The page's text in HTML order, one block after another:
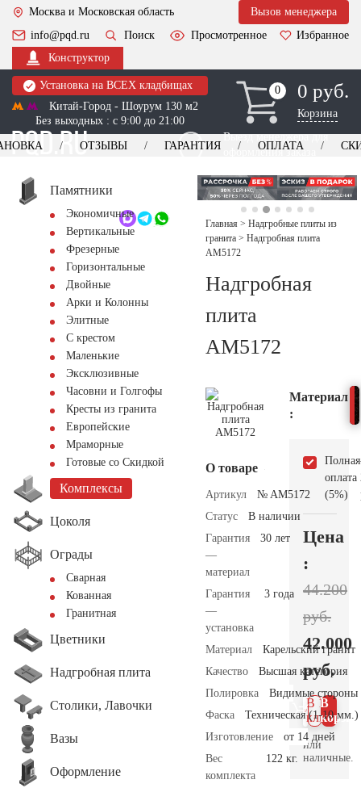
Москва и Московская область
Вызов менеджера
info@pqd.ru
Поиск Просмотренное
Избранное
Конструктор
Установка на ВСЕХ кладбищах
Китай-Город - Шоурум 130 м2
Без выходных : с 9:00 до 21:00
0
0 0 руб.
Корзина
Выезд менеджера для
оформления заказа
+7 (495) 518-44-23
Обратный звонок
ОТЗЫВЫ ГАРАНТИЯ ОПЛАТА
Памятники
Экономичные
Вертикальные
Фрезерные
Горизонтальные
Двойные
Арки и Колонны
Элитные
С крестом
Маленькие
Эксклюзивные
Часовни и Голгофы
Кресты из гранита
Европейские
Мраморные
Готовые со Скидкой
Комплексы
Цоколя
Ограды
Сварная
Кованная
Гранитная
Цветники
Надгробная плита
Столики, Лавочки
Вазы
Оформление
Главная > Надгробные плиты из
гранита > Надгробная плита
AM5172
Надгробная
плита
AM5172
О товаре
Артикул
№ AM5172
Статус
В наличии
Гарантия
—
материал
30 лет
Гарантия
—
установка
3 года
Материал
Карельский гранит
Качество
Высшая категория
Полировка
Видимые стороны
Фаска
Техническая (1-10 мм.)
Изготовление
от 14 дней
Вес
комплекта
122 кг.
Материал
:
Полная
оплата
(5%)
Цена
:
44.200
руб.
42.000
руб.
В
В 1
клик
или
наличные.